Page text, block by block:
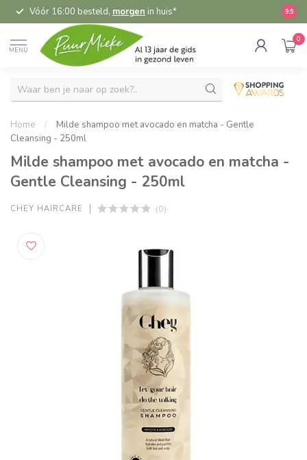
Vóór 16:00 besteld, morgen in huis* 9.5
MENU
0
Home /
Milde shampoo met avocado en matcha - Gentle
Cleansing - 250ml
Milde shampoo met avocado en matcha -
Gentle Cleansing - 250ml
CHEY HAIRCARE (0)